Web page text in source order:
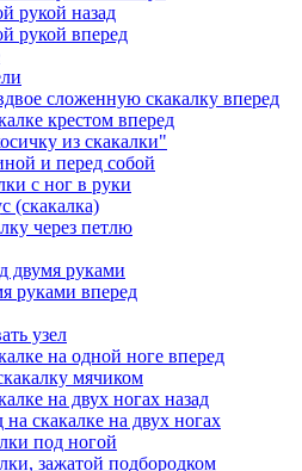
рукой назад
рукой вперед
сложенную скакалку вперед
крестом вперед
из скакалки"
и перед собой
с ног в руки
(скакалка)
через петлю
двумя руками
руками вперед
узел
на одной ноге вперед
мячиком
на двух ногах назад
скакалке на двух ногах
под ногой
зажатой подбородком